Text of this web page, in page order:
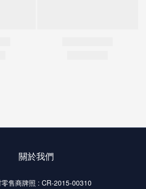
關於我們
售商牌照 : CR-2015-00310